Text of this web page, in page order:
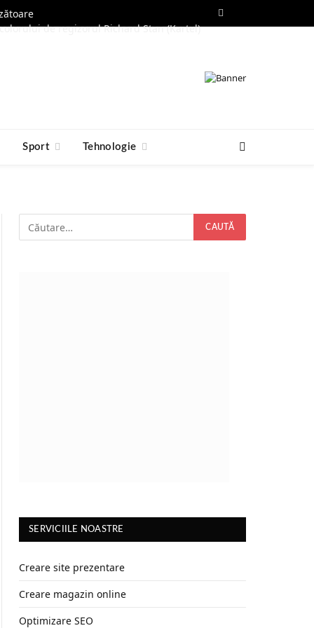
de regizorul Richard Stan (Kartel)
Facebook
Sport Tehnologie
SERVICIILE NOASTRE
Creare site prezentare
Creare magazin online
Optimizare SEO